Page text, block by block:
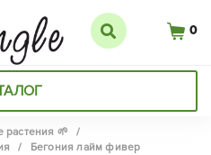
0
растения 🌱
/
/ Бегония лайм фивер